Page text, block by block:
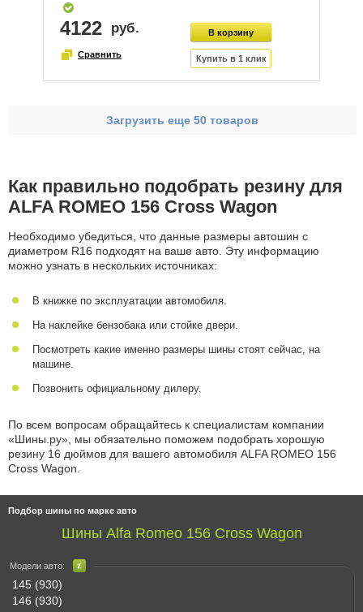
Подбор шины по марке авто
Шины Alfa Romeo 156 Cross Wagon
Модели авто:
145 (930)
146 (930)
4122
Загрузить еще 50 товаров
Как правильно подобрать резину для
ALFA ROMEO 156 Cross Wagon
Необходимо убедиться, что данные размеры автошин с
диаметром R16 подходят на ваше авто. Эту информацию
можно узнать в нескольких источниках:
В книжке по эксплуатации автомобиля.
На наклейке бензобака или стойке двери.
Посмотреть какие именно размеры шины стоят сейчас, на
машине.
Позвонить официальному дилеру.
По всем вопросам обращайтесь к специалистам компании
«Шины.ру», мы обязательно поможем подобрать хорошую
резину 16 дюймов для вашего автомобиля ALFA ROMEO 156
Cross Wagon.